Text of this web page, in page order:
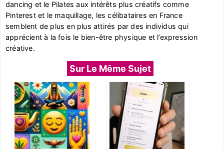
dancing et le Pilates aux intérêts plus créatifs comme
Pinterest et le maquillage, les célibataires en France
semblent de plus en plus attirés par des individus qui
apprécient à la fois le bien-être physique et l’expression
créative.
Sur Le Même Sujet